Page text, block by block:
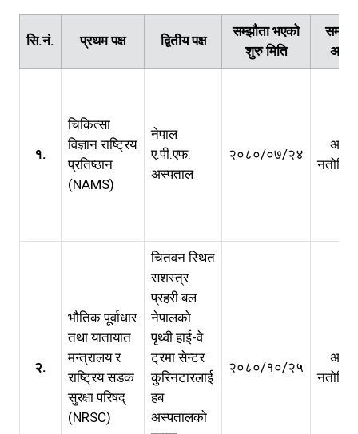
सि.नं. प्रथम पक्ष द्वितीय पक्ष
सम्झौता भएको
शुरु मिति
अवधि
१.
चिकित्सा
विज्ञान राष्ट्रिय
प्रतिष्ठान
(NAMS)
नेपाल
ए.पी.एफ.
अस्पताल
२०८०/०७/२४
अवधि
२.
भौतिक पूर्वाधार
तथा यातायात
मन्त्रालय र
राष्ट्रिय सडक
सुरक्षा परिषद्
(NRSC)
चितवन स्थित
सशस्त्र
प्रहरी बल
नेपालको
पृथ्वी हाई-वे
ट्रमा सेन्टर
कुरिनटारलाई
हब
अस्पतालको
२०८०/१०/२५
अवधि